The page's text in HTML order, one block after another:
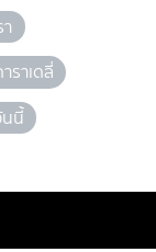
ราเดลี่
นนี้